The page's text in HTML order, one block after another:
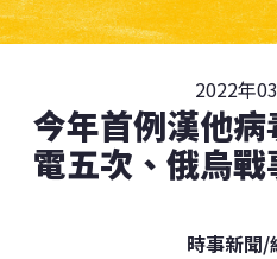
2022年
今年首例漢他
電五次、俄烏
時事新聞/